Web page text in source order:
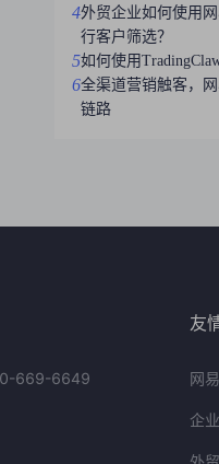
4外贸企业如何使用
行客户筛选？
5如何使用
6全渠道营销触客，
链路
669-6649
友
网
企